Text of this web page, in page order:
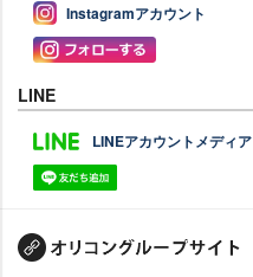
Instagramアカウント
LINE
LINEアカウントメディア